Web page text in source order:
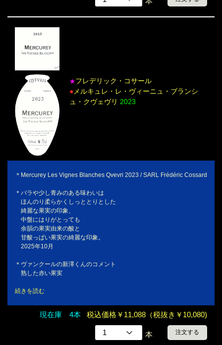
★フレデリック・コサール
● メルキュレ・レ・ヴィーニュ・ブランシ
ュ・クヴェヴリ 2023
＊Mercurey Les Vignes Blanches Qvevri 2023 / SARL Frédéric Cossard
＊バラや少し青みのある味わいは
ほんのり柔らかくしっととりとした
綺麗な果実の印象、
中盤にはりがとっても
余韻の果実由来の酸と
甘酸っぱい果実の綺麗な印象。
2025年10月
＊ヴァンクールの新澤くんのコメント
熟した赤い果実
続きを読む
現在庫 4本 税込価格￥11,088（税抜き￥10,080)
本 注文する